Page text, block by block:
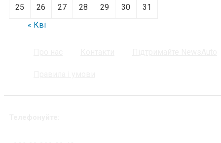
25 26 27 28 29 30
31
« Кві